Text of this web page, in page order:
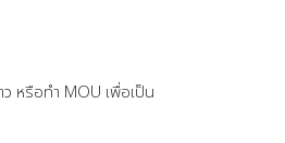
หรือทำ MOU เพื่อเป็น